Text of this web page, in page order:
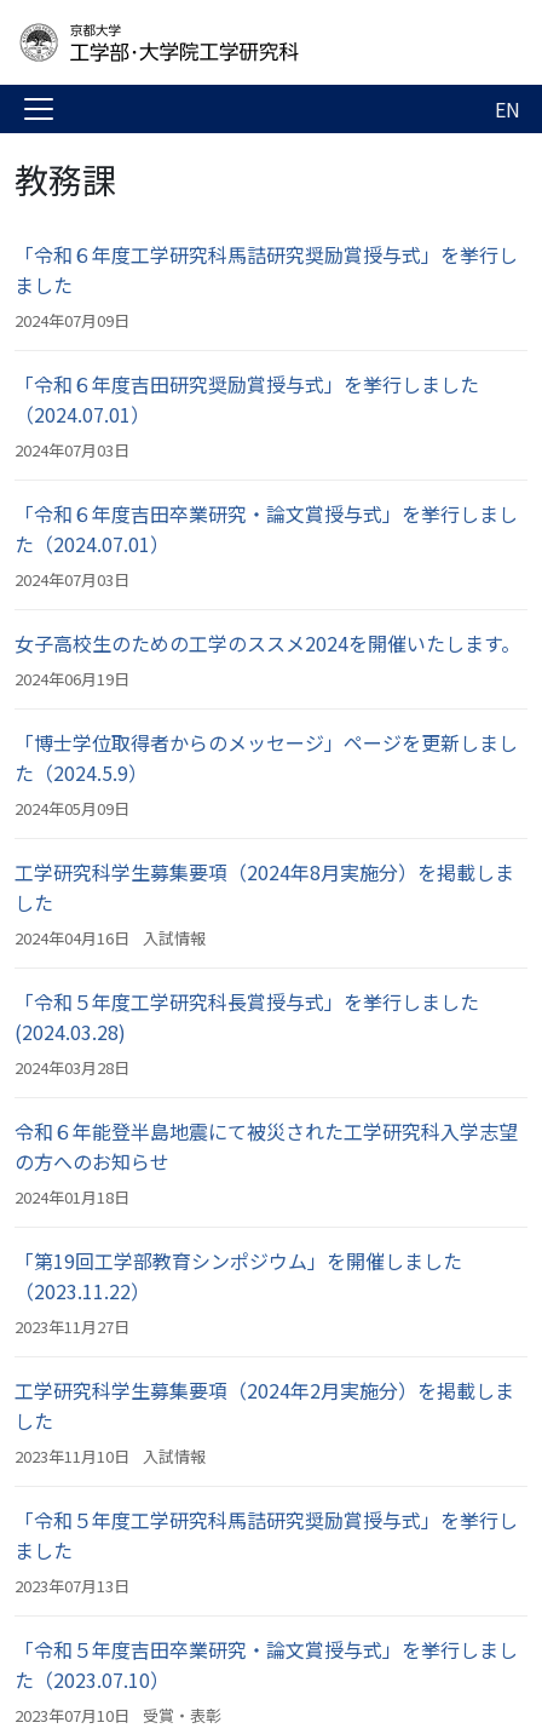
EN
教務課
「令和６年度工学研究科馬詰研究奨励賞授与式」を挙行し
ました
2024年07月09日
「令和６年度吉田研究奨励賞授与式」を挙行しました
（2024.07.01）
2024年07月03日
「令和６年度吉田卒業研究・論文賞授与式」を挙行しまし
た（2024.07.01）
2024年07月03日
女子高校生のための工学のススメ2024を開催いたします。
2024年06月19日
「博士学位取得者からのメッセージ」ページを更新しまし
た（2024.5.9）
2024年05月09日
工学研究科学生募集要項（2024年8月実施分）を掲載しま
した
2024年04月16日 入試情報
「令和５年度工学研究科長賞授与式」を挙行しました
(2024.03.28)
2024年03月28日
令和６年能登半島地震にて被災された工学研究科入学志望
の方へのお知らせ
2024年01月18日
「第19回工学部教育シンポジウム」を開催しました
（2023.11.22）
2023年11月27日
工学研究科学生募集要項（2024年2月実施分）を掲載しま
した
2023年11月10日 入試情報
「令和５年度工学研究科馬詰研究奨励賞授与式」を挙行し
ました
2023年07月13日
「令和５年度吉田卒業研究・論文賞授与式」を挙行しまし
た（2023.07.10）
2023年07月10日 受賞・表彰